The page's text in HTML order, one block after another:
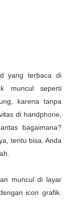
yang terbaca di
muncul seperti
karena tanpa
di handphone,
bagaimana?
tentu bisa. Anda
muncul di layar
icon grafik.